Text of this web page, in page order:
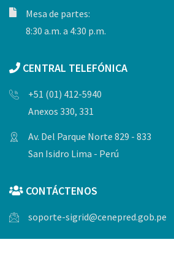
Mesa de partes:
8:30 a.m. a 4:30 p.m.
CENTRAL TELEFÓNICA
+51 (01) 412-5940
Anexos 330, 331
Av. Del Parque Norte 829 - 833
San Isidro Lima - Perú
CONTÁCTENOS
soporte-sigrid@cenepred.gob.pe